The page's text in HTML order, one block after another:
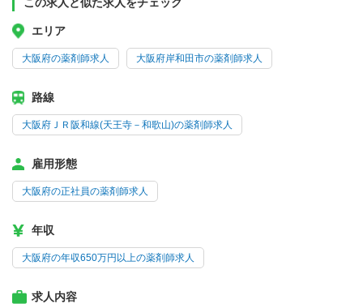
この求人と似た求人をチェック
エリア
大阪府の薬剤師求人 大阪府岸和田市の薬剤師求人
路線
大阪府ＪＲ阪和線(天王寺－和歌山)の薬剤師求人
雇用形態
大阪府の正社員の薬剤師求人
年収
大阪府の年収650万円以上の薬剤師求人
求人内容